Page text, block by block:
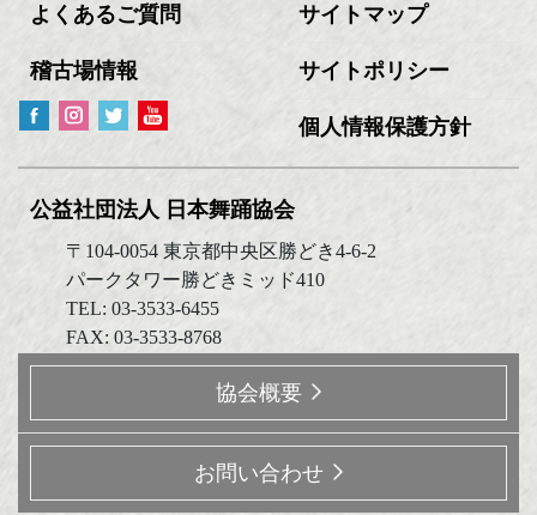
よくあるご質問
稽古場情報
サイトマップ
サイトポリシー
個人情報保護方針
公益社団法人 日本舞踊協会
〒104-0054 東京都中央区勝どき4-6-2
パークタワー勝どきミッド410
TEL: 03-3533-6455
FAX: 03-3533-8768
協会概要
お問い合わせ